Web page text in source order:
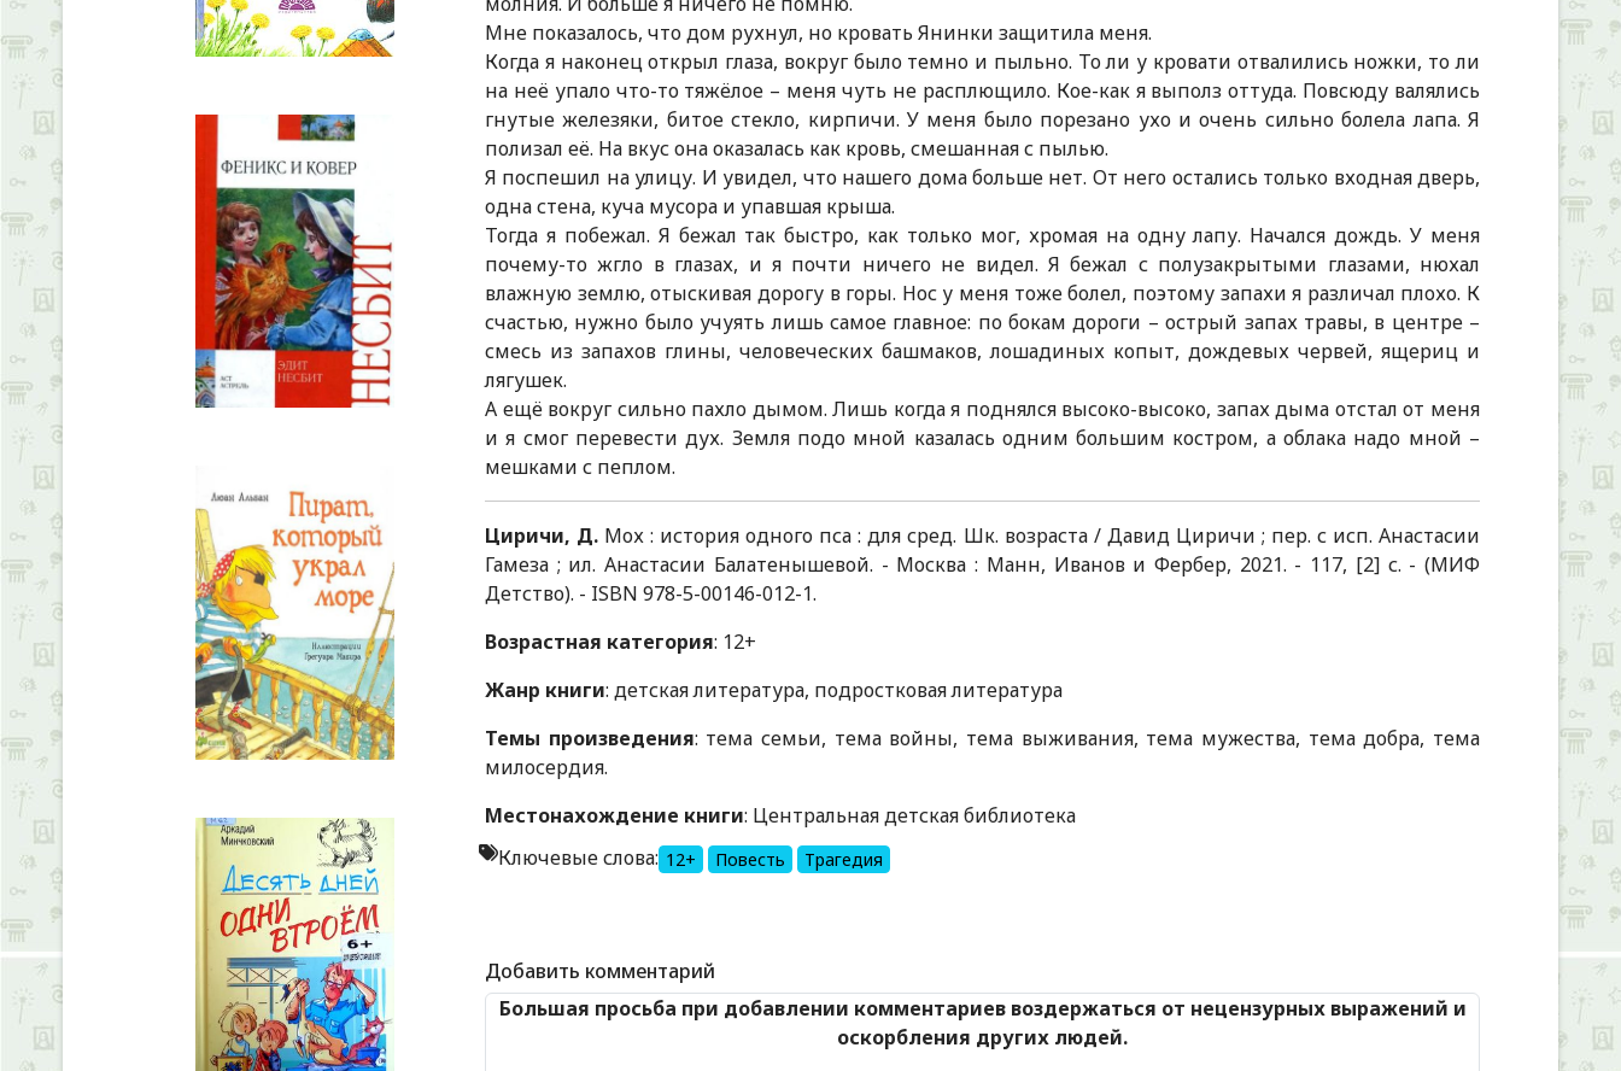
Мне показалось, что дом рухнул, но кровать Янинки защитила меня.
Когда я наконец открыл глаза, вокруг было темно и пыльно. То ли у кровати отвалились ножки, то ли
на неё упало что-то тяжёлое – меня чуть не расплющило. Кое-как я выполз оттуда. Повсюду валялись
гнутые железяки, битое стекло, кирпичи. У меня было порезано ухо и очень сильно болела лапа. Я
полизал её. На вкус она оказалась как кровь, смешанная с пылью.
Я поспешил на улицу. И увидел, что нашего дома больше нет. От него остались только входная дверь,
одна стена, куча мусора и упавшая крыша.
Тогда я побежал. Я бежал так быстро, как только мог, хромая на одну лапу. Начался дождь. У меня
почему-то жгло в глазах, и я почти ничего не видел. Я бежал с полузакрытыми глазами, нюхал
влажную землю, отыскивая дорогу в горы. Нос у меня тоже болел, поэтому запахи я различал плохо. К
счастью, нужно было учуять лишь самое главное: по бокам дороги – острый запах травы, в центре –
смесь из запахов глины, человеческих башмаков, лошадиных копыт, дождевых червей, ящериц и
лягушек.
А ещё вокруг сильно пахло дымом. Лишь когда я поднялся высоко-высоко, запах дыма отстал от меня
и я смог перевести дух. Земля подо мной казалась одним большим костром, а облака надо мной –
мешками с пеплом.
Циричи, Д. Мох : история одного пса : для сред. Шк. возраста / Давид Циричи ; пер. с исп. Анастасии
Гамеза ; ил. Анастасии Балатенышевой. - Москва : Манн, Иванов и Фербер, 2021. - 117, [2] с. - (МИФ
Детство). - ISBN 978-5-00146-012-1.
Возрастная категория: 12+
Жанр книги: детская литература, подростковая литература
Темы произведения: тема семьи, тема войны, тема выживания, тема мужества, тема добра, тема
милосердия.
Местонахождение книги: Центральная детская библиотека
Ключевые слова: 12+ Повесть Трагедия
Добавить комментарий
Большая просьба при добавлении комментариев воздержаться от нецензурных выражений и
оскорбления других людей.